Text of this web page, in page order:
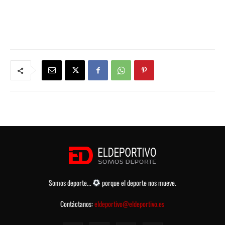
Somos deporte...
porque el deporte nos mueve.
Contáctanos:eldeportivo@eldeportivo.es